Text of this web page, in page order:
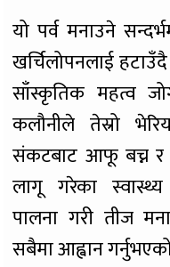
यो पर्व मनाउने
खर्चिलोपनलाई
साँस्कृतिक महत्व
कलौनीले तेस्रो
संकटबाट आफू बच्न र
लागू गरेका स्वास्थ्य
पालना गरी तीज
सबैमा आह्वान